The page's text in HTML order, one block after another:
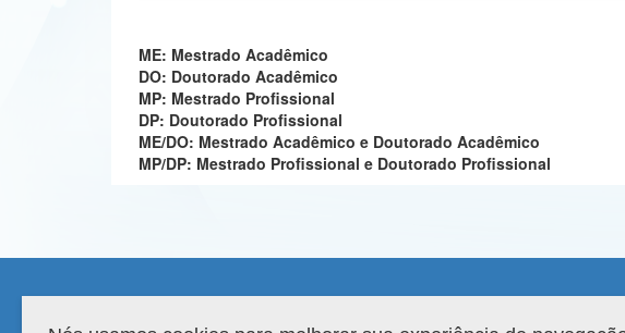
ME: Mestrado Acadêmico
DO: Doutorado Acadêmico
MP: Mestrado Profissional
DP: Doutorado Profissional
ME/DO: Mestrado Acadêmico e Doutorado Acadêmico
MP/DP: Mestrado Profissional e Doutorado Profissional